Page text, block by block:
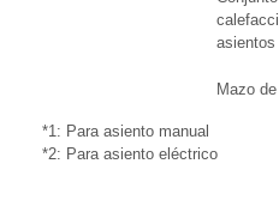
asientos
Mazo
*1: Para asiento manual
*2: Para asiento eléctrico